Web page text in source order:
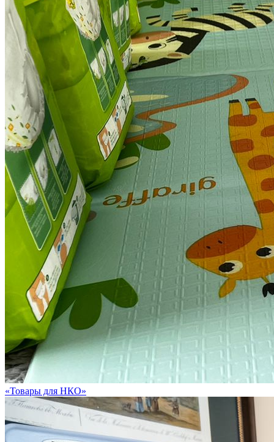
«Товары для НКО»